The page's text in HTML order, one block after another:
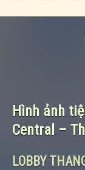
Hình ảnh
Central –
LOBBY